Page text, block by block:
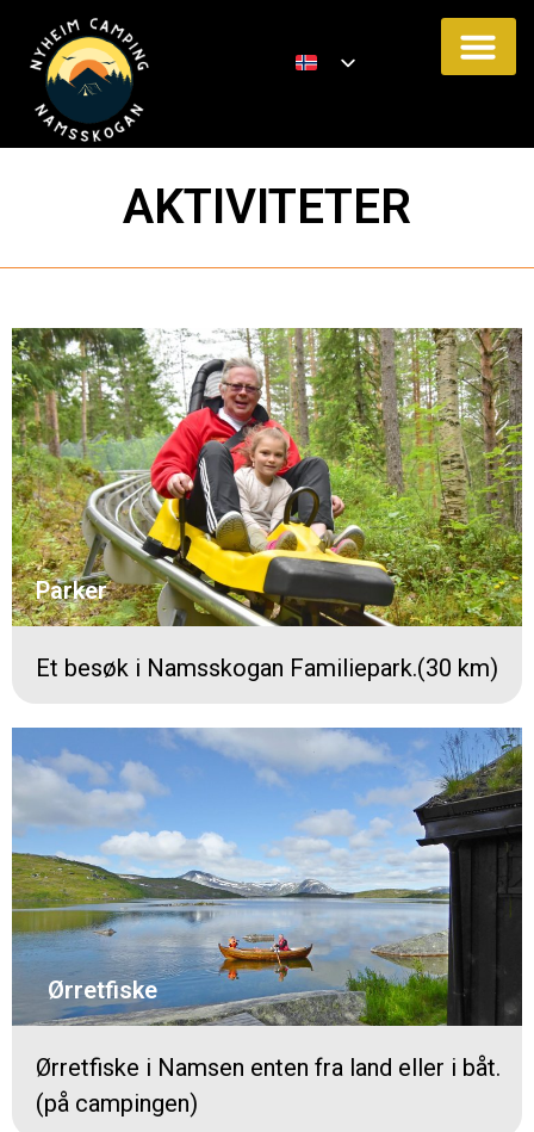
AKTIVITETER
Parker
Et besøk i Namsskogan Familiepark.(30 km)
Ørretfiske
Ørretfiske i Namsen enten fra land eller i båt.
(på campingen)